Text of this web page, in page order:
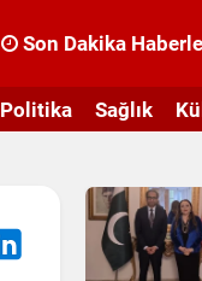
Son Dakika
Politika Sağlık